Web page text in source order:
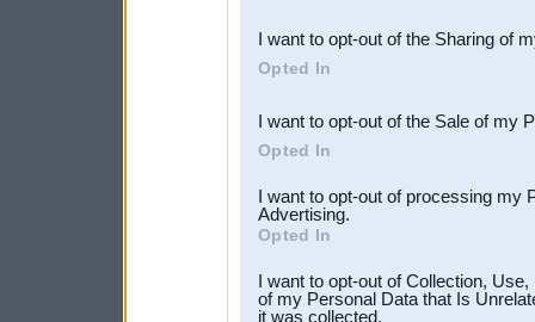
Downstream Participants
third parties.
I want to opt-out of the Sharing of
Opted In
I want to opt-out of the Sale of my
Opted In
I want to opt-out of processing my
Advertising.
Opted In
I want to opt-out of Collection,
of my Personal Data that Is
it was collected.